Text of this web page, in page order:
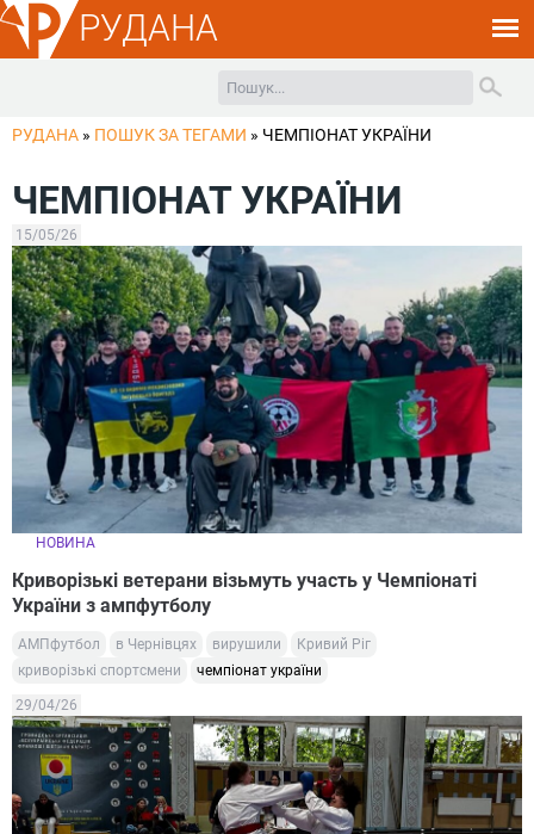
РУДАНА
РУДАНА » ПОШУК ЗА ТЕГАМИ » ЧЕМПІОНАТ УКРАЇНИ
ЧЕМПІОНАТ УКРАЇНИ
15/05/26
НОВИНА
Криворізькі ветерани візьмуть участь у Чемпіонаті
України з ампфутболу
АМПфутбол в Чернівцях вирушили
Кривий Ріг
криворізькі спортсмени
чемпіонат україни
29/04/26